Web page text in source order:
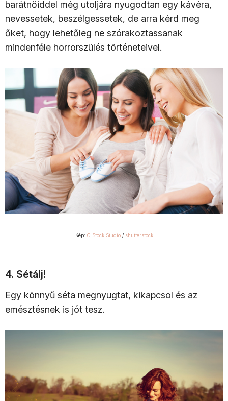
barátnőiddel még utoljára nyugodtan egy kávéra,
nevessetek, beszélgessetek, de arra kérd meg
őket, hogy lehetőleg ne szórakoztassanak
mindenféle horrorszülés történeteivel.
Kép: G-Stock Studio/ shutterstock
4. Sétálj!
Egy könnyű séta megnyugtat, kikapcsol és az
emésztésnek is jót tesz.